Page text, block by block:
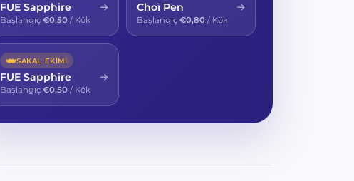
FUE Sapphire
Başlangıç€0,50 / Kök
Choï Pen
Başlangıç €0,80 / Kök
SAKAL EKIMI
FUE Sapphire
Başlangıç€0,50 / Kök